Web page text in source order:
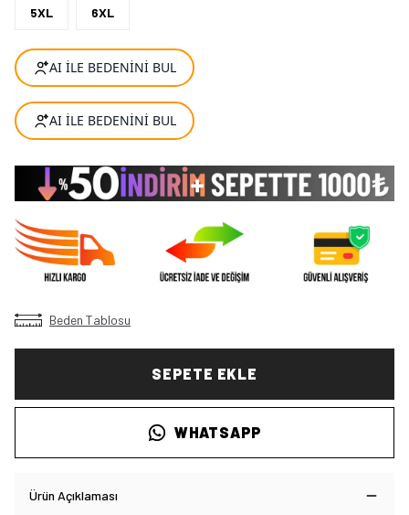
5XL 6XL
Beden Tablosu
SEPETE EKLE
WHATSAPP
Ürün Açıklaması